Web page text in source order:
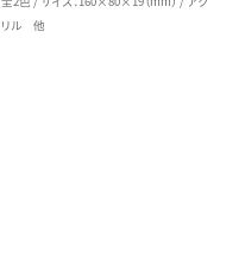
リル 他